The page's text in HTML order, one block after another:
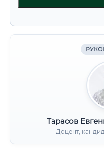
Тарасов
Доцент,